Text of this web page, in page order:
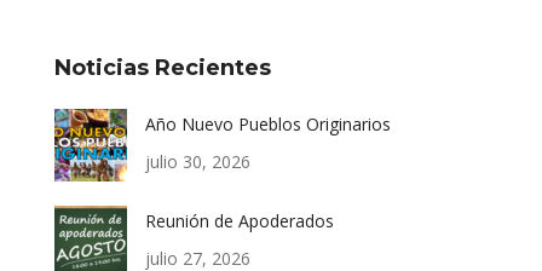
Noticias Recientes
Año Nuevo Pueblos Originarios
julio 30, 2026
Reunión de Apoderados
julio 27, 2026